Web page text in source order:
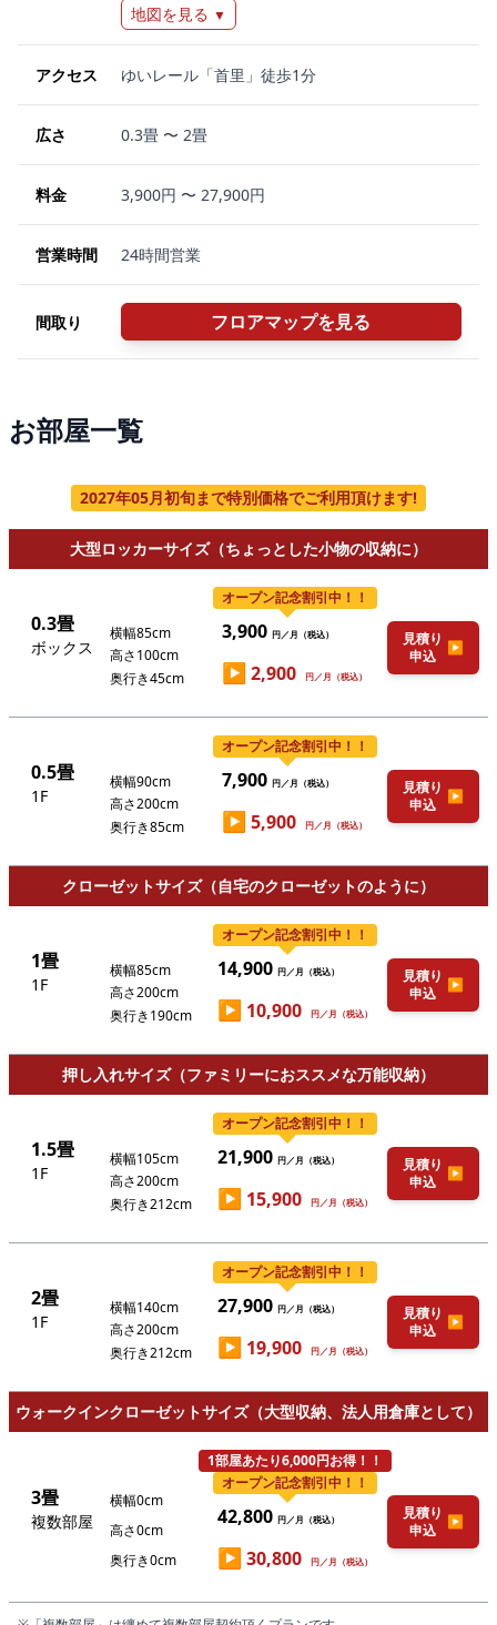
地図を見る ▼
アクセス ゆいレール「首里」徒歩1分
広さ 0.3畳 〜 2畳
料金 3,900円 〜 27,900円
営業時間 24時間営業
間取り フロアマップを見る
お部屋一覧
2027年05月初旬まで特別価格でご利用頂けます!
大型ロッカーサイズ（ちょっとした小物の収納に）
0.3畳
ボックス
横幅85cm
高さ100cm
奥行き45cm
オープン記念割引中！！
3,900円／月（税込）
▶2,900 円／月（税込）
見積り
申込
▶
0.5畳
1F
横幅90cm
高さ200cm
奥行き85cm
オープン記念割引中！！
7,900円／月（税込）
▶5,900 円／月（税込）
見積り
申込
▶
クローゼットサイズ（自宅のクローゼットのように）
1畳
1F
横幅85cm
高さ200cm
奥行き190cm
オープン記念割引中！！
14,900 円／月（税込）
▶ 10,900 円／月（税込）
見積り
申込
▶
押し入れサイズ（ファミリーにおススメな万能収納）
1.5畳
1F
横幅105cm
高さ200cm
奥行き212cm
オープン記念割引中！！
21,900 円／月（税込）
▶ 15,900 円／月（税込）
見積り
申込
▶
2畳
1F
横幅140cm
高さ200cm
奥行き212cm
オープン記念割引中！！
27,900 円／月（税込）
▶ 19,900 円／月（税込）
見積り
申込
▶
ウォークインクローゼットサイズ（大型収納、法人用倉庫として）
3畳
複数部屋
横幅0cm
高さ0cm
奥行き0cm
オープン記念割引中！！
1部屋あたり6,000円お得！！
42,800 円／月（税込）
▶ 30,800 円／月（税込）
見積り
申込
▶